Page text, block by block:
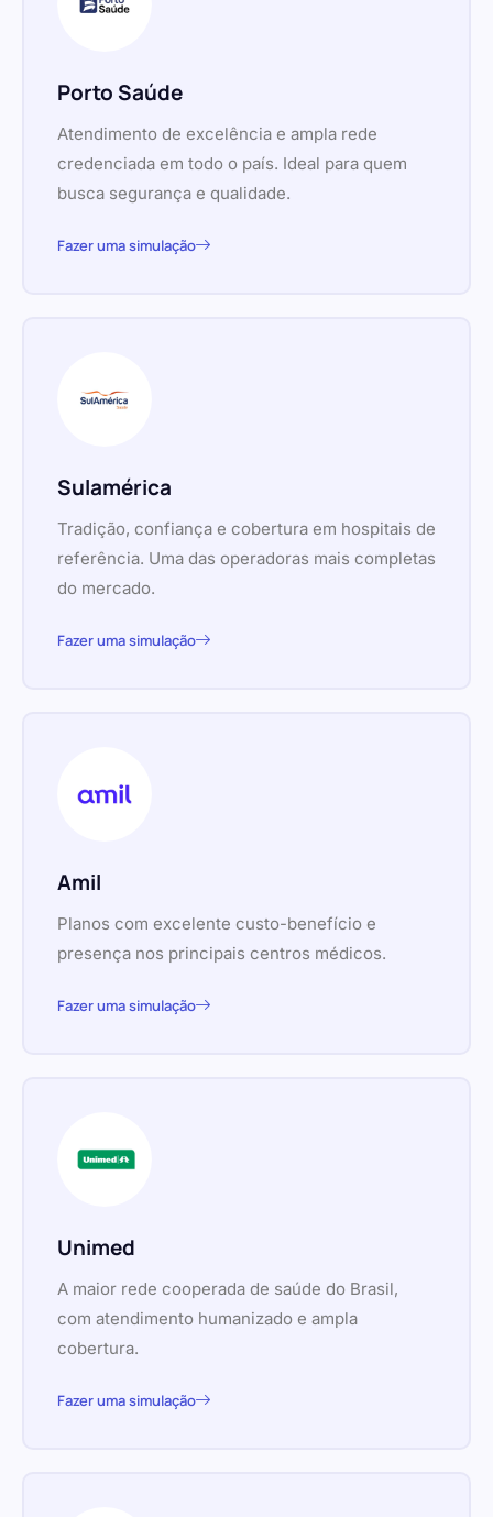
Porto Saúde
Atendimento de excelência e ampla rede
credenciada em todo o país. Ideal para quem
busca segurança e qualidade.
Fazer uma simulação
Sulamérica
Tradição, confiança e cobertura em hospitais de
referência. Uma das operadoras mais completas
do mercado.
Fazer uma simulação
Amil
Planos com excelente custo-benefício e
presença nos principais centros médicos.
Fazer uma simulação
Unimed
A maior rede cooperada de saúde do Brasil,
com atendimento humanizado e ampla
cobertura.
Fazer uma simulação